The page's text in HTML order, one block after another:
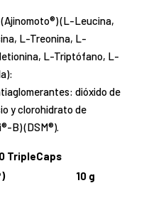
(L-Leucina,
L-Treonina, L-
L-Triptófano, L-
dióxido de
y clorohidrato de
B) (DSM®).
TripleCaps
10 g